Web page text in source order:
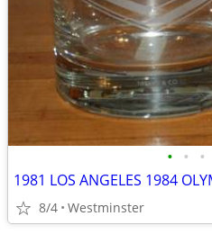
• • •
8/4 Westminster